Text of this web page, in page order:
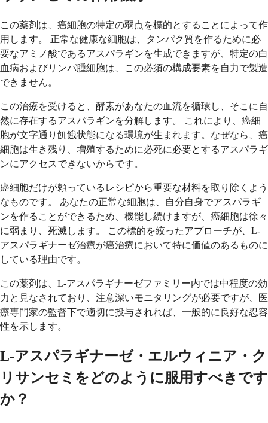
この薬剤は、癌細胞の特定の弱点を標的とすることによって作
用します。 正常な健康な細胞は、タンパク質を作るために必
要なアミノ酸であるアスパラギンを生成できますが、特定の白
血病およびリンパ腫細胞は、この必須の構成要素を自力で製造
できません。
この治療を受けると、酵素があなたの血流を循環し、そこに自
然に存在するアスパラギンを分解します。 これにより、癌細
胞が文字通り飢餓状態になる環境が生まれます。なぜなら、癌
細胞は生き残り、増殖するために必死に必要とするアスパラギ
ンにアクセスできないからです。
癌細胞だけが頼っているレシピから重要な材料を取り除くよう
なものです。 あなたの正常な細胞は、自分自身でアスパラギ
ンを作ることができるため、機能し続けますが、癌細胞は徐々
に弱まり、死滅します。 この標的を絞ったアプローチが、L-
アスパラギナーゼ治療が癌治療において特に価値のあるものに
している理由です。
この薬剤は、L-アスパラギナーゼファミリー内では中程度の効
力と見なされており、注意深いモニタリングが必要ですが、医
療専門家の監督下で適切に投与されれば、一般的に良好な忍容
性を示します。
L-アスパラギナーゼ・エルウィニア・ク
リサンセミをどのように服用すべきです
か？